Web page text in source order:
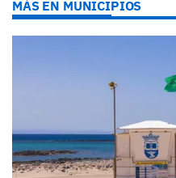
MÁS EN MUNICIPIOS